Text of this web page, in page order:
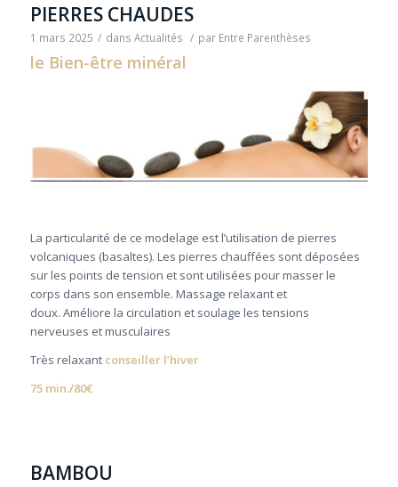
PIERRES CHAUDES
1 mars 2025 / dans Actualités / par Entre Parenthèses
le Bien-être minéral
La particularité de ce modelage est l’utilisation de pierres
volcaniques (basaltes). Les pierres chauffées sont déposées
sur les points de tension et sont utilisées pour masser le
corps dans son ensemble. Massage relaxant et
doux. Améliore la circulation et soulage les tensions
nerveuses et musculaires
Très relaxantconseiller l’hiver
75 min./80€
BAMBOU